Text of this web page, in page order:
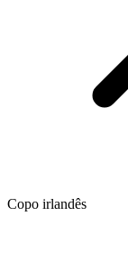
Copo irlandês